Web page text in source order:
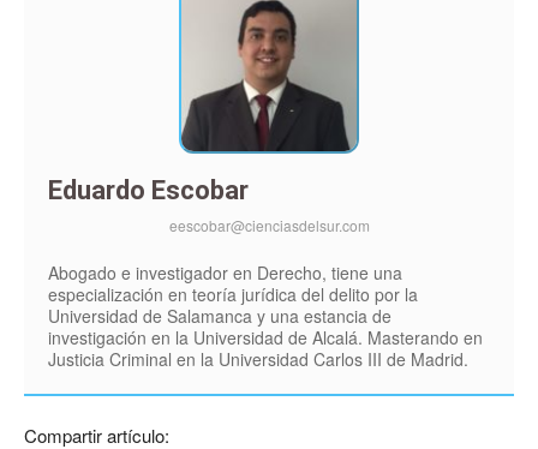
Eduardo Escobar
eescobar@cienciasdelsur.com
Abogado e investigador en Derecho, tiene una
especialización en teoría jurídica del delito por la
Universidad de Salamanca y una estancia de
investigación en la Universidad de Alcalá. Masterando en
Justicia Criminal en la Universidad Carlos III de Madrid.
Compartir artículo: